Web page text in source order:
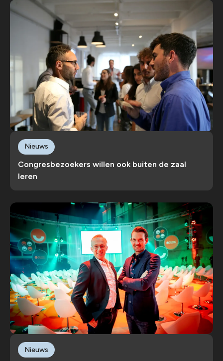
Congresbezoekers willen ook buiten de zaal
leren
Nieuws
Nieuws